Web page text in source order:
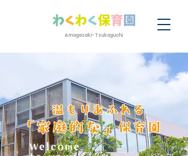
Amagasaki-Tsukaguchi